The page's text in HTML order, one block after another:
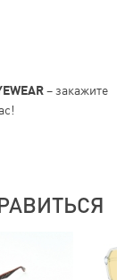
– закажите